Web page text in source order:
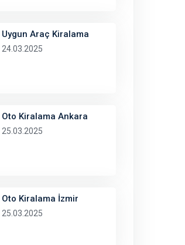
Uygun Araç Kiralama
24.03.2025
Oto Kiralama Ankara
25.03.2025
Oto Kiralama İzmir
25.03.2025